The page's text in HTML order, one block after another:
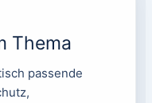
Thema
passende